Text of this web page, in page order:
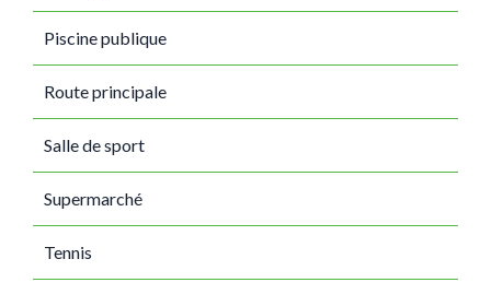
Piscine publique
Route principale
Salle de sport
Supermarché
Tennis